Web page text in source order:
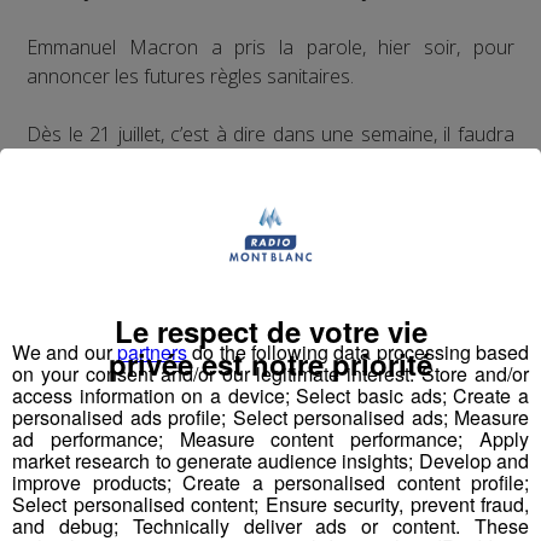
Emmanuel Macron a pris la parole, hier soir, pour
annoncer les futures règles sanitaires.
Dès le 21 juillet, c’est à dire dans une semaine, il faudra
les concerts, les parcs d’attraction.
commerciaux, les hôpitaux, les maisons de retraite, et
voyager en avion et en train.
La vaccination n’est donc pas obligatoire pour le grand
public, mais sans vaccin, cela va devenir compliqué.
En revanche, les soignants et le personnel non soignant
We and ourpartnersdo the following data processing based
on your consent and/or our legitimate interest: Store and/or
access information on a device; Select basic ads; Create a
personalised ads profile; Select personalised ads; Measure
ad performance; Measure content performance; Apply
market research to generate audience insights; Develop and
improve products; Create a personalised content profile;
Select personalised content; Ensure security, prevent fraud,
and debug; Technically deliver ads or content. These
Le respect de votre vie
privée est notre priorité